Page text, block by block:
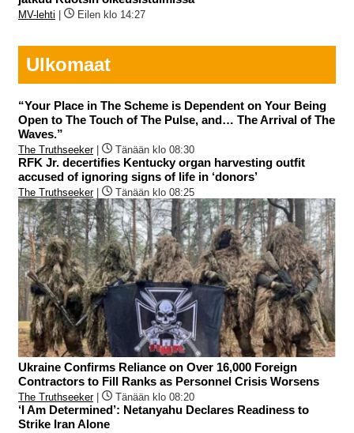
MV-lehti | Eilen klo 14:27
Ulkomaat
“Your Place in The Scheme is Dependent on Your Being
Open to The Touch of The Pulse, and… The Arrival of The
Waves.”
The Truthseeker| Tänään klo 08:30
RFK Jr. decertifies Kentucky organ harvesting outfit
accused of ignoring signs of life in ‘donors’
The Truthseeker| Tänään klo 08:25
Ukraine Confirms Reliance on Over 16,000 Foreign
Contractors to Fill Ranks as Personnel Crisis Worsens
The Truthseeker| Tänään klo 08:20
‘I Am Determined’: Netanyahu Declares Readiness to
Strike Iran Alone